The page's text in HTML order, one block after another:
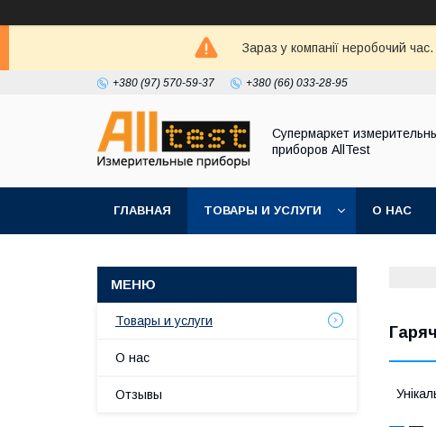
Зараз у компанії неробочий
+380 (97) 570-59-37 +380 (66) 033-28-95
Супермаркет
приборов AllTest
ГЛАВНАЯ ТОВАРЫ И УСЛУГИ О НАС
Товары и услуги
О нас
Отзывы